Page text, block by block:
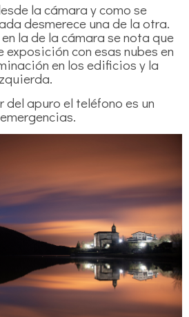
la cámara y como se
desmerece una de la otra.
la de la cámara se nota que
con esas nubes en
en los edificios y la
apuro el teléfono es un